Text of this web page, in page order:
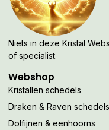
Niets in deze Kristal
of specialist.
Webshop
Kristallen schedels
Draken & Raven schedels
Dolfijnen & eenhoorns